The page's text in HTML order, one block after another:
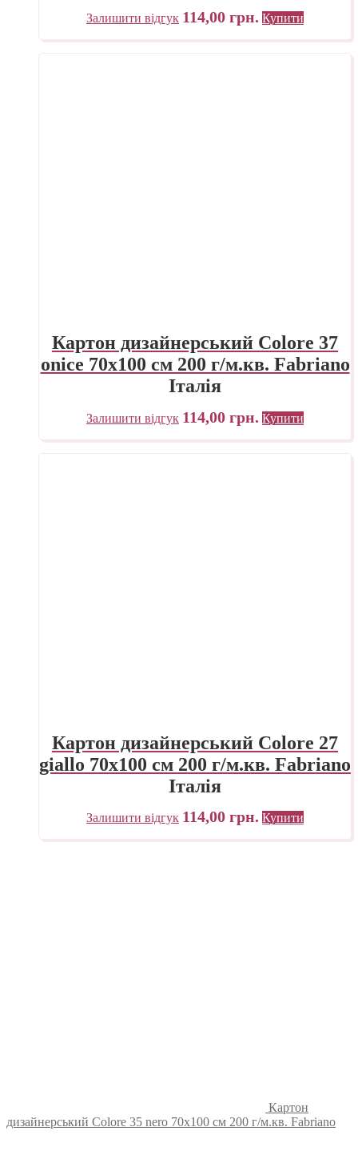
Залишити відгук 114,00 грн. Купити
Картон дизайнерський Colore 37
onice 70х100 см 200 г/м.кв. Fabriano
Італія
Залишити відгук 114,00 грн. Купити
Картон дизайнерський Colore 27
giallo 70х100 см 200 г/м.кв. Fabriano
Італія
Залишити відгук 114,00 грн. Купити
Картон
дизайнерський Colore 35 nero 70х100 см 200 г/м.кв. Fabriano